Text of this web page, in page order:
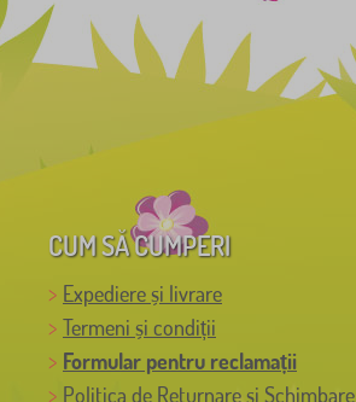
CUM SĂ CUMPERI
Expediere și livrare
Termeni și condiții
Formular pentru reclamații
Politica de Returnare și Schimbare